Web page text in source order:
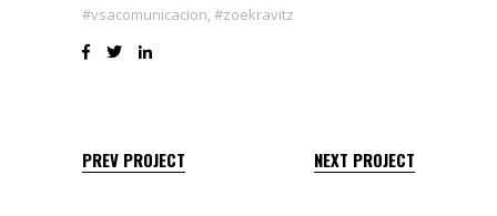
#vsacomunicacion, #zoekravitz
PREV PROJECT NEXT PROJECT